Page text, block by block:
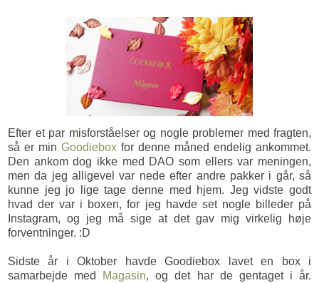
Efter et par misforståelser og nogle problemer med fragten,
så er min Goodiebox for denne måned endelig ankommet.
Den ankom dog ikke med DAO som ellers var meningen,
men da jeg alligevel var nede efter andre pakker i går, så
kunne jeg jo lige tage denne med hjem. Jeg vidste godt
hvad der var i boxen, for jeg havde set nogle billeder på
Instagram, og jeg må sige at det gav mig virkelig høje
forventninger. :D
Sidste år i Oktober havde Goodiebox lavet en box i
samarbejde med
Magasin, og det har de gentaget i år.